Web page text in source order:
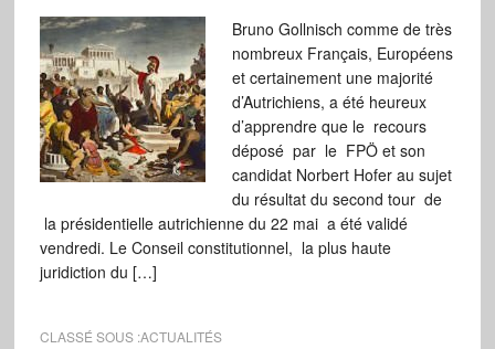
Bruno Gollnisch comme de très
nombreux Français, Européens
et certainement une majorité
d’Autrichiens, a été heureux
d’apprendre que le recours
déposé par le FPÖ et son
candidat Norbert Hofer au sujet
du résultat du second tour de
la présidentielle autrichienne du 22 mai a été validé
vendredi. Le Conseil constitutionnel, la plus haute
juridiction du […]
CLASSÉ SOUS :ACTUALITÉS